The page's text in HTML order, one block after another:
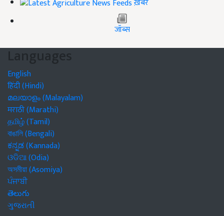
ख़बरें
जॉब्स
Languages
English
हिंदी (Hindi)
മലയാളം (Malayalam)
मराठी (Marathi)
தமிழ் (Tamil)
বাঙালি (Bengali)
ಕನ್ನಡ (Kannada)
ଓଡିଆ (Odia)
অসমীয়া (Asomiya)
ਪੰਜਾਬੀ
తెలుగు
ગુજરાતી